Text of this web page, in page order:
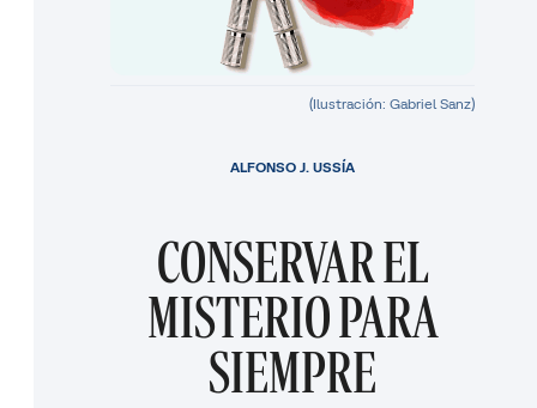
(Ilustración: Gabriel Sanz)
CONSERVAR EL
MISTERIO PARA
SIEMPRE
ALFONSO J. USSÍA